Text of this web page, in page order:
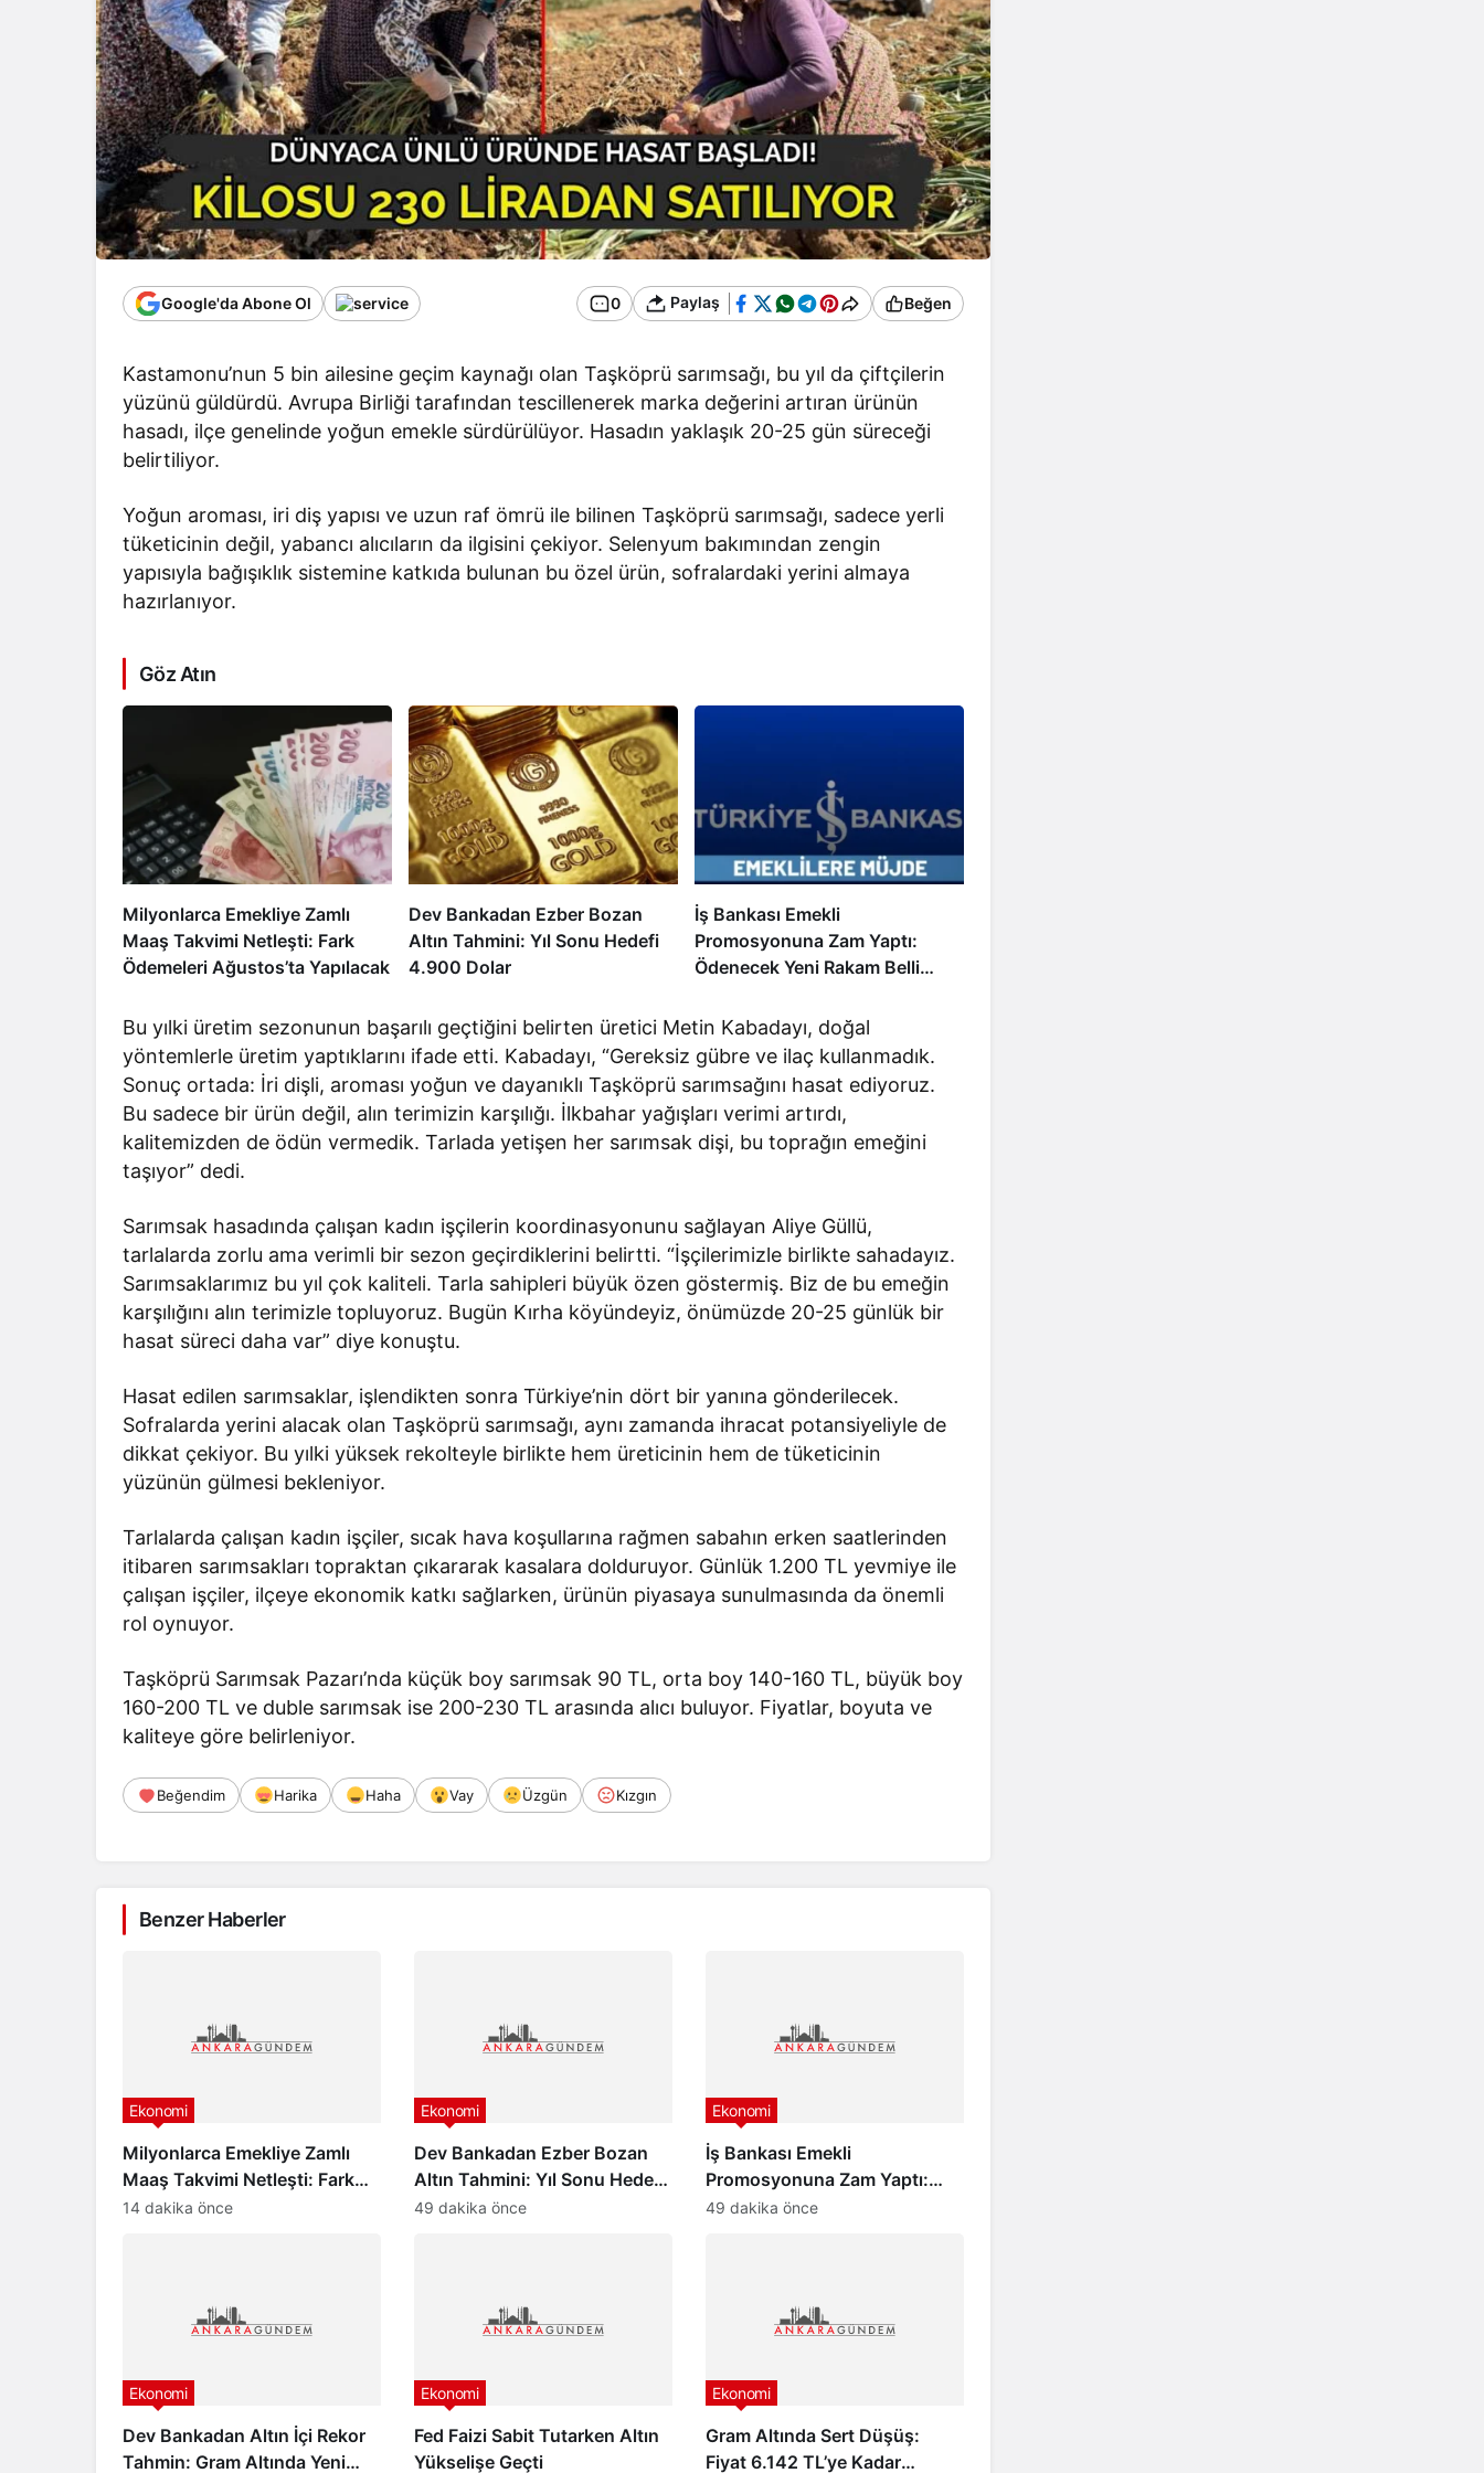
Google'da Abone Ol 0 Paylaş Beğen
Kastamonu’nun 5 bin ailesine geçim kaynağı olan Taşköprü sarımsağı, bu yıl da çiftçilerin
yüzünü güldürdü. Avrupa Birliği tarafından tescillenerek marka değerini artıran ürünün
hasadı, ilçe genelinde yoğun emekle sürdürülüyor. Hasadın yaklaşık 20-25 gün süreceği
belirtiliyor.
Yoğun aroması, iri diş yapısı ve uzun raf ömrü ile bilinen Taşköprü sarımsağı, sadece yerli
tüketicinin değil, yabancı alıcıların da ilgisini çekiyor. Selenyum bakımından zengin
yapısıyla bağışıklık sistemine katkıda bulunan bu özel ürün, sofralardaki yerini almaya
hazırlanıyor.
Göz Atın
Milyonlarca Emekliye Zamlı
Maaş Takvimi Netleşti: Fark
Ödemeleri Ağustos’ta Yapılacak
Dev Bankadan Ezber Bozan
Altın Tahmini: Yıl Sonu Hedefi
4.900 Dolar
İş Bankası Emekli
Promosyonuna Zam Yaptı:
Ödenecek Yeni Rakam Belli
Bu yılki üretim sezonunun başarılı geçtiğini belirten üretici Metin Kabadayı, doğal
yöntemlerle üretim yaptıklarını ifade etti. Kabadayı, “Gereksiz gübre ve ilaç kullanmadık.
Sonuç ortada: İri dişli, aroması yoğun ve dayanıklı Taşköprü sarımsağını hasat ediyoruz.
Bu sadece bir ürün değil, alın terimizin karşılığı. İlkbahar yağışları verimi artırdı,
kalitemizden de ödün vermedik. Tarlada yetişen her sarımsak dişi, bu toprağın emeğini
taşıyor” dedi.
Sarımsak hasadında çalışan kadın işçilerin koordinasyonunu sağlayan Aliye Güllü,
tarlalarda zorlu ama verimli bir sezon geçirdiklerini belirtti. “İşçilerimizle birlikte sahadayız.
Sarımsaklarımız bu yıl çok kaliteli. Tarla sahipleri büyük özen göstermiş. Biz de bu emeğin
karşılığını alın terimizle topluyoruz. Bugün Kırha köyündeyiz, önümüzde 20-25 günlük bir
hasat süreci daha var” diye konuştu.
Hasat edilen sarımsaklar, işlendikten sonra Türkiye’nin dört bir yanına gönderilecek.
Sofralarda yerini alacak olan Taşköprü sarımsağı, aynı zamanda ihracat potansiyeliyle de
dikkat çekiyor. Bu yılki yüksek rekolteyle birlikte hem üreticinin hem de tüketicinin
yüzünün gülmesi bekleniyor.
Tarlalarda çalışan kadın işçiler, sıcak hava koşullarına rağmen sabahın erken saatlerinden
itibaren sarımsakları topraktan çıkararak kasalara dolduruyor. Günlük 1.200 TL yevmiye ile
çalışan işçiler, ilçeye ekonomik katkı sağlarken, ürünün piyasaya sunulmasında da önemli
rol oynuyor.
Taşköprü Sarımsak Pazarı’nda küçük boy sarımsak 90 TL, orta boy 140-160 TL, büyük boy
160-200 TL ve duble sarımsak ise 200-230 TL arasında alıcı buluyor. Fiyatlar, boyuta ve
kaliteye göre belirleniyor.
Beğendim Harika Haha Vay Üzgün Kızgın
Benzer Haberler
Milyonlarca Emekliye Zamlı
Maaş Takvimi Netleşti: Fark
Ödemeleri Ağustos’ta
Ekonomi
14 dakika önce
Dev Bankadan Ezber Bozan
Altın Tahmini: Yıl Sonu Hedefi
4.900 Dolar
Ekonomi
49 dakika önce
İş Bankası Emekli
Promosyonuna Zam Yaptı:
Ödenecek Yeni Rakam Belli
Ekonomi
49 dakika önce
Dev Bankadan Altın İçi Rekor
Tahmin: Gram Altında Yeni
Ekonomi
Fed Faizi Sabit Tutarken Altın
Yükselişe Geçti
Ekonomi
Gram Altında Sert Düşüş:
Fiyat 6.142 TL’ye Kadar
Ekonomi